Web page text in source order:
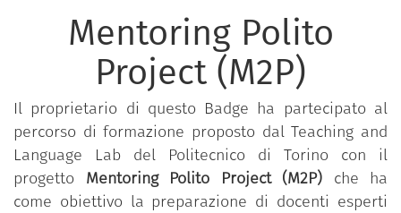
Mentoring Polito
Project (M2P)
Il proprietario di questo Badge ha partecipato al
percorso di formazione proposto dal Teaching and
Language Lab del Politecnico di Torino con il
progetto Mentoring Polito Project (M2P) che ha
come obiettivo la preparazione di docenti esperti